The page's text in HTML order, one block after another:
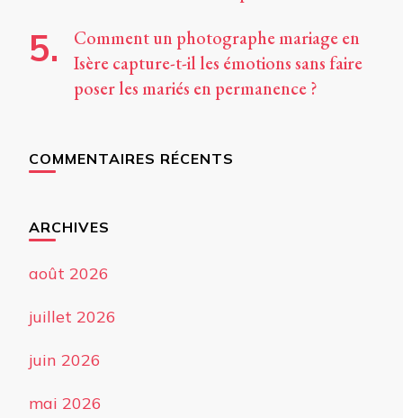
Comment un photographe mariage en
Isère capture-t-il les émotions sans faire
poser les mariés en permanence ?
COMMENTAIRES RÉCENTS
ARCHIVES
août 2026
juillet 2026
juin 2026
mai 2026